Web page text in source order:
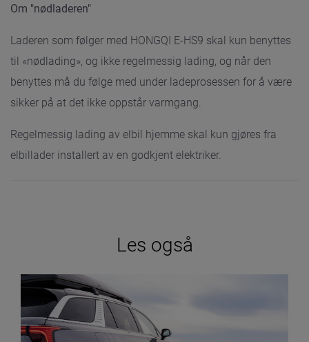
Om "nødladeren"
Laderen som følger med HONGQI E-HS9 skal kun benyttes
til «nødlading», og ikke regelmessig lading, og når den
benyttes må du følge med under ladeprosessen for å være
sikker på at det ikke oppstår varmgang.
Regelmessig lading av elbil hjemme skal kun gjøres fra
elbillader installert av en godkjent elektriker.
Les også